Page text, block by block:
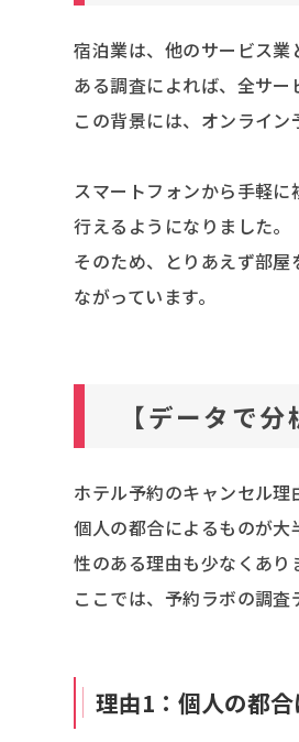
宿泊業は、他のサービス業
ある調査によれば、全サー
この背景には、オンライン
スマートフォンから手軽
行えるようになりました。
そのため、とりあえず部
ながっています。
【データで
ホテル予約のキャンセル理
個人の都合によるものが
性のある理由も少なくあり
ここでは、予約ラボの調
理由1：個人の都